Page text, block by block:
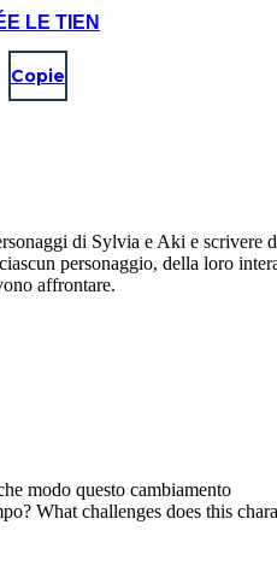
LE TIEN
Copie
di Sylvia e Aki e scrivere
personaggio, della loro
affrontare.
modo questo cambiamento
What challenges does this